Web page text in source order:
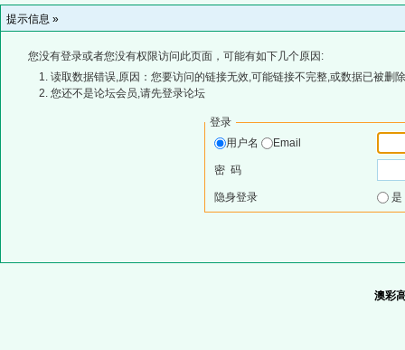
提示信息 »
您没有登录或者您没有权限访问此页面，可能有如下几个原因:
读取数据错误,原因：您要访问的链接无效,可能链接不完整,或数据已被删
您还不是论坛会员,请先登录论坛
登录
用户名
Email
密 码
隐身登录
澳彩